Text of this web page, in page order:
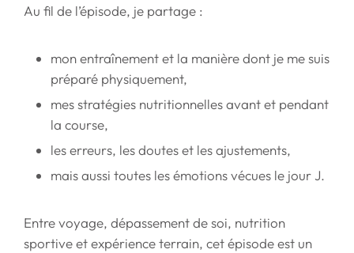
Au fil de l’épisode, je partage :
mon entraînement et la manière dont je me suis
préparé physiquement,
mes stratégies nutritionnelles avant et pendant
la course,
les erreurs, les doutes et les ajustements,
mais aussi toutes les émotions vécues le jour J.
Entre voyage, dépassement de soi, nutrition
sportive et expérience terrain, cet épisode est un